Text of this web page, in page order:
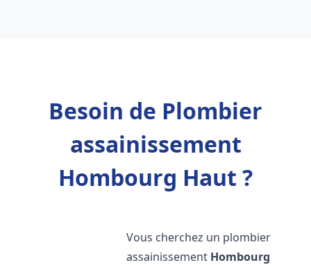
Besoin de Plombier
assainissement
Hombourg Haut ?
Vous cherchez un plombier
assainissement Hombourg